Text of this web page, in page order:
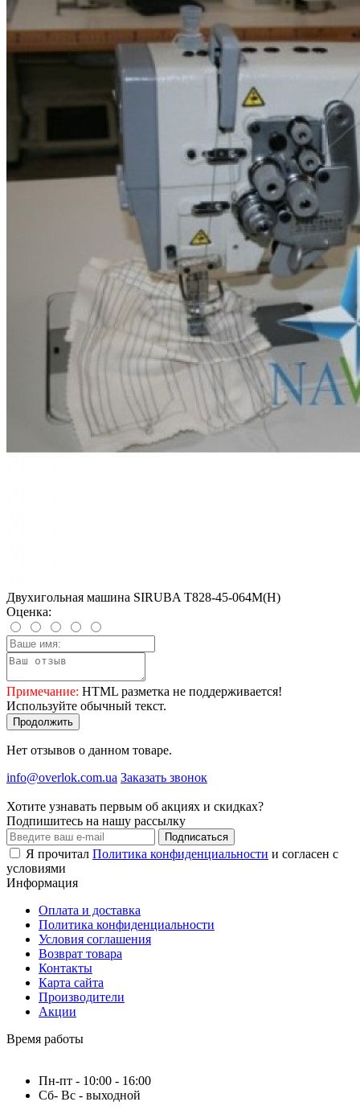
Двухигольная машина SIRUBA T828-45-064M(H)
Оценка:
Примечание: HTML разметка не поддерживается!
Используйте обычный текст.
Продолжить
Нет отзывов о данном товаре.
info@overlok.com.ua Заказать звонок
Хотите узнавать первым об акциях и скидках?
Подпишитесь на нашу рассылку
Подписаться
Я прочитал Политика конфиденциальности и согласен с
условиями
Информация
Оплата и доставка
Политика конфиденциальности
Условия соглашения
Возврат товара
Контакты
Карта сайта
Производители
Акции
Время работы
Пн-пт - 10:00 - 16:00
Сб- Вс - выходной